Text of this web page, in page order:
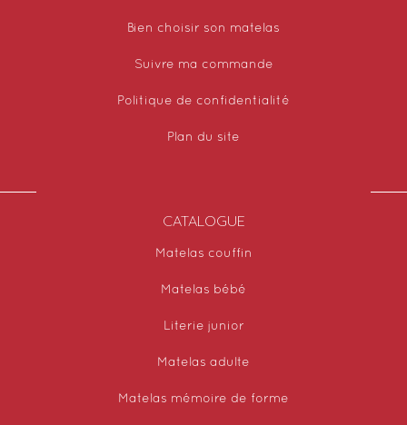
Bien choisir son matelas
Suivre ma commande
Politique de confidentialité
Plan du site
CATALOGUE
Matelas couffin
Matelas bébé
Literie junior
Matelas adulte
Matelas mémoire de forme